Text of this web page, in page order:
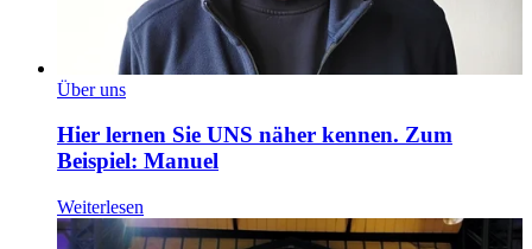
Über uns
Hier lernen Sie UNS näher kennen. Zum
Beispiel: Manuel
Weiterlesen